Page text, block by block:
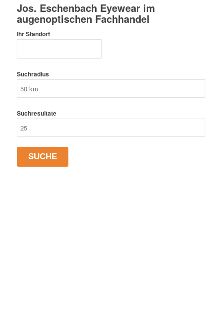
Jos. Eschenbach Eyewear im
augenoptischen Fachhandel
Ihr Standort
Suchradius
Suchresultate